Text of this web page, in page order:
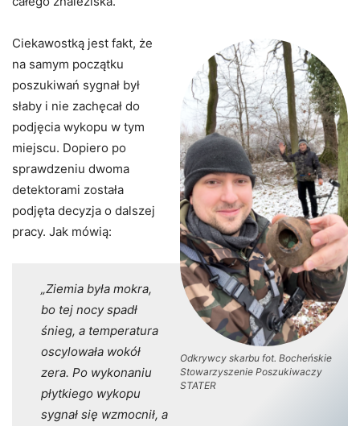
Odkrywcy skarbu fot. Bocheńskie
Stowarzyszenie Poszukiwaczy
STATER
Ciekawostką jest fakt, że
na samym początku
poszukiwań sygnał był
słaby i nie zachęcał do
podjęcia wykopu w tym
miejscu. Dopiero po
sprawdzeniu dwoma
detektorami została
podjęta decyzja o dalszej
pracy. Jak mówią:
„Ziemia była mokra,
bo tej nocy spadł
śnieg, a temperatura
oscylowała wokół
zera. Po wykonaniu
płytkiego wykopu
sygnał się wzmocnił, a